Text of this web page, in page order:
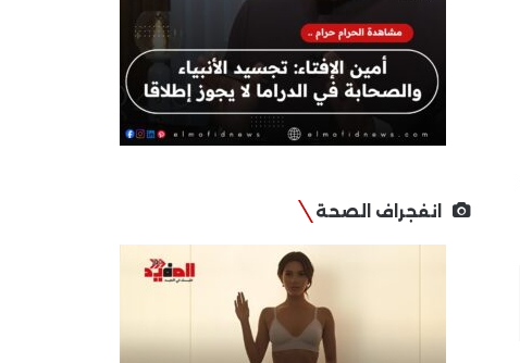
انفجراف الصحة